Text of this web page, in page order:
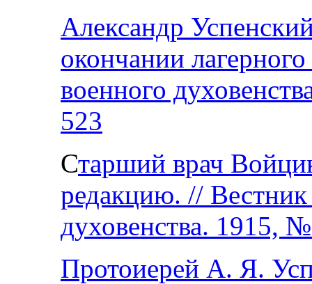
Александр
окончании
военного
523
Старший врач
редакцию. // Вестник
духовенства. 1915,
Протоиерей А. Я.